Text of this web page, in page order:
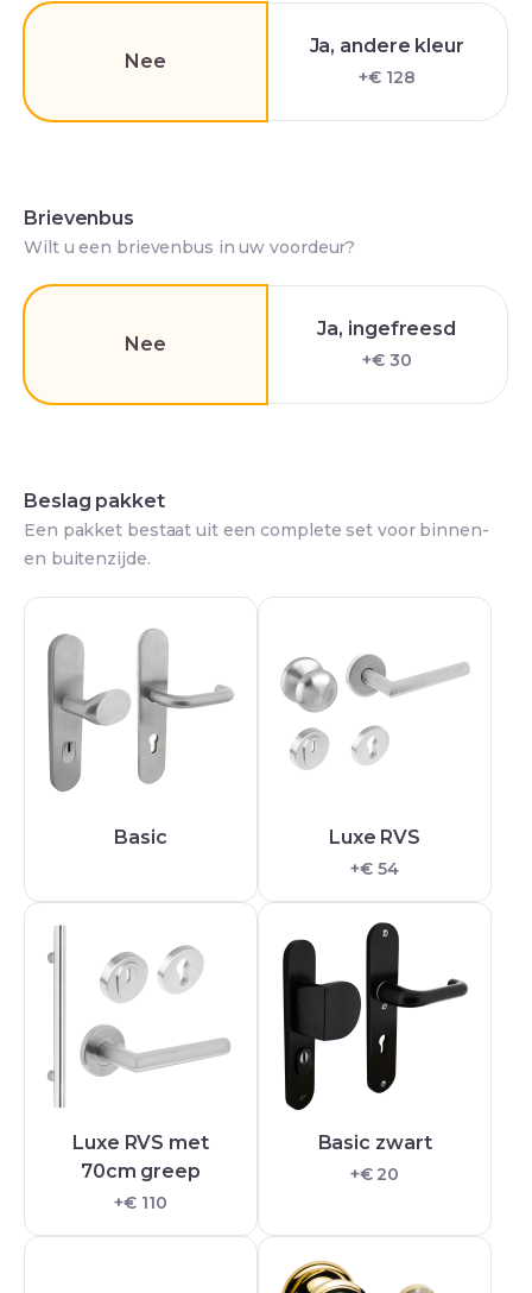
Nee
Ja, andere kleur
+€ 128
Brievenbus
Wilt u een brievenbus in uw voordeur?
Nee
Ja, ingefreesd
+€ 30
Beslag pakket
Een pakket bestaat uit een complete set voor binnen-
en buitenzijde.
Basic Luxe RVS
+€ 54
Luxe RVS met
70cm greep
+€ 110
Basic zwart
+€ 20